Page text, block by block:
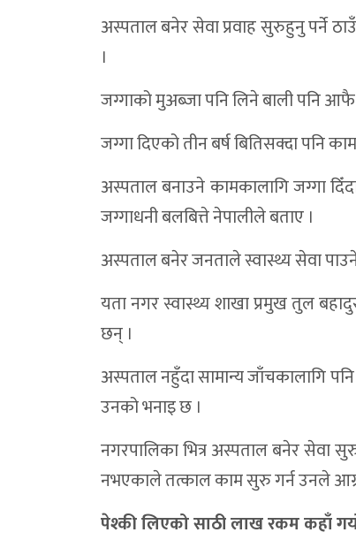
अस्पताल बनेर सेवा प्रवाह सुरुहुनु पर्ने
।
जग्गाको मुअब्जा पनि लिने बाली पनि
जग्गा दिएको तीन बर्ष बितिसक्दा पनि
अस्पताल बनाउने कामकालागि जग्गा
जग्गाधनी बलबित्ते नेपालीले बताए ।
अस्पताल बनेर जनताले स्वास्थ्य सेवा
यता नगर स्वास्थ्य शाखा प्रमुख तुल
छन् ।
अस्पताल नहुँदा सामान्य जाँचकालागि
उनको भनाइ छ ।
नगरपालिका भित्र अस्पताल बनेर सेवा
नभएकाले तत्काल काम सुरु गर्न उनले
पेश्की लिएको साठी लाख रकम कहाँ